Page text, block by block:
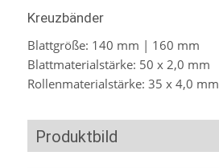
Kreuzbänder
Blattgröße: 140 mm | 160 mm
Blattmaterialstärke: 50 x 2,0 mm
Rollenmaterialstärke: 35 x 4,0 mm
Produktbild